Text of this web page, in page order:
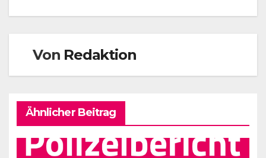
Von Redaktion
Ähnlicher Beitrag